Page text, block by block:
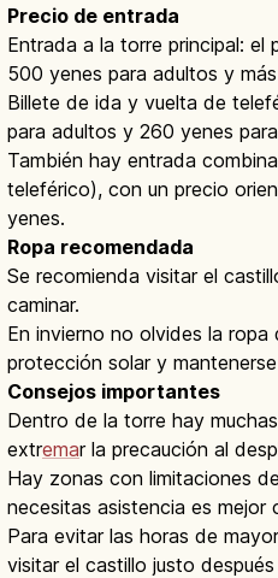
Precio de entrada
Entrada a la torre principal:
500 yenes para adultos y
Billete de ida y vuelta de
para adultos y 260 yenes
También hay entrada
teleférico), con un precio
yenes.
Ropa recomendada
Se recomienda visitar el
caminar.
En invierno no olvides la
protección solar y
Consejos importantes
Dentro de la torre hay
extremar la precaución al
Hay zonas con limitaciones
necesitas asistencia es mejor
Para evitar las horas de
visitar el castillo justo